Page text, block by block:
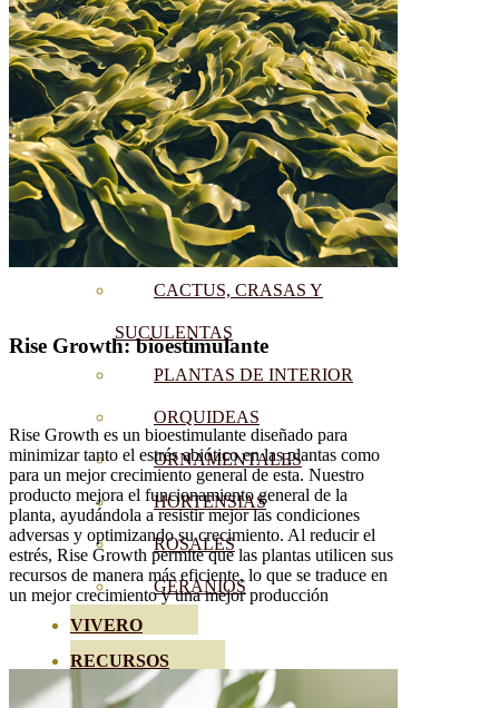
CÍTRICOS
FRUTALES
CÉSPED
BONSAI
CONÍFERAS Y SETOS
OLIVO
CACTUS, CRASAS Y
SUCULENTAS
PLANTAS DE INTERIOR
ORQUIDEAS
ORNAMENTALES
HORTENSIAS
ROSALES
GERANIOS
VIVERO
RECURSOS
BLOG
Rise Growth: bioestimulante
Rise Growth es un bioestimulante diseñado para
minimizar tanto el estrés abiótico en las plantas como
para un mejor crecimiento general de esta. Nuestro
producto mejora el funcionamiento general de la
planta, ayudándola a resistir mejor las condiciones
adversas y optimizando su crecimiento. Al reducir el
estrés, Rise Growth permite que las plantas utilicen sus
recursos de manera más eficiente, lo que se traduce en
un mejor crecimiento y una mejor producción